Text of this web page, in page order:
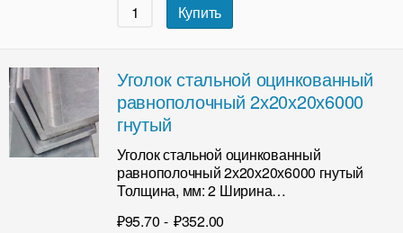
Купить
Уголок стальной оцинкованный
равнополочный 2х20х20х6000
гнутый
Уголок стальной оцинкованный
равнополочный 2х20х20х6000 гнутый
Толщина, мм: 2 Ширина…
₽95.70 - ₽352.00